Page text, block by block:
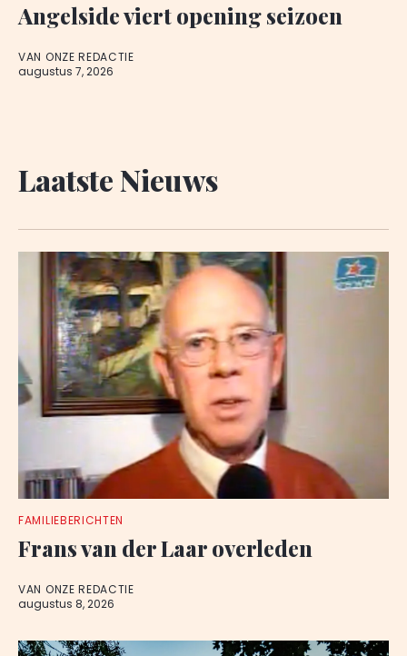
Angelside viert opening seizoen
VAN ONZE REDACTIE
augustus 7, 2026
Laatste Nieuws
FAMILIEBERICHTEN
Frans van der Laar overleden
VAN ONZE REDACTIE
augustus 8, 2026